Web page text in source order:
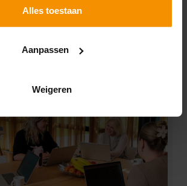
Alles toestaan
Aanpassen
Weigeren
SPECIAAL VOOR JOU
UITGELICHT